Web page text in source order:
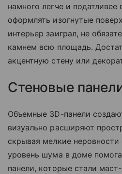
намного легче и
оформлять изогнутые
интерьер заиграл, не
камнем всю площадь.
акцентную стену или
Стеновые
Объемные 3D-панели
визуально расширяют
скрывая мелкие неровности
уровень шума в доме
панели, которые стали